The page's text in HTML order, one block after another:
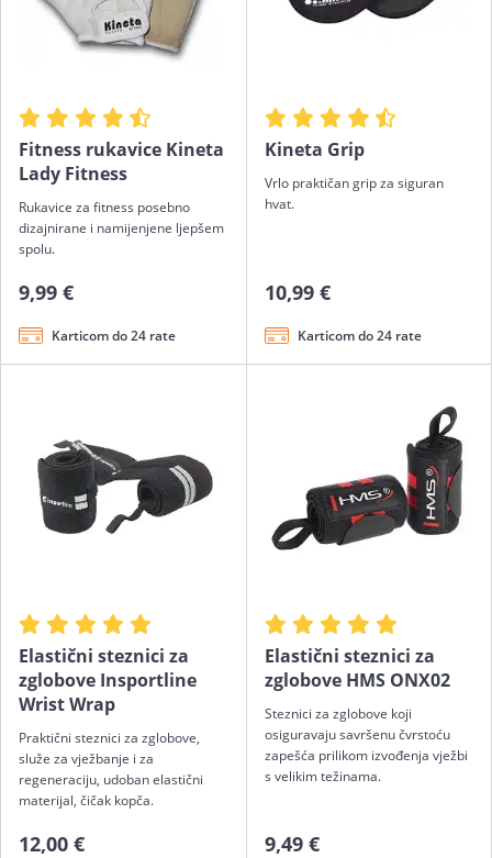
Fitness rukavice Kineta
Lady Fitness
Rukavice za fitness posebno
dizajnirane i namijenjene ljepšem
spolu.
9,99 €
Karticom do 24 rate
Kineta Grip
Vrlo praktičan grip za siguran
hvat.
10,99 €
Karticom do 24 rate
Elastični steznici za
zglobove Insportline
Wrist Wrap
Praktični steznici za zglobove,
služe za vježbanje i za
regeneraciju, udoban elastični
materijal, čičak kopča.
12,00 €
Elastični steznici za
zglobove HMS ONX02
Steznici za zglobove koji
osiguravaju savršenu čvrstoću
zapešća prilikom izvođenja vježbi
s velikim težinama.
9,49 €